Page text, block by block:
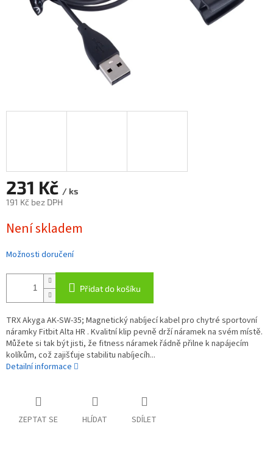
231 Kč / ks
191 Kč bez DPH
cena:
Není skladem
Možnosti doručení
Přidat do košíku
TRX Akyga AK-SW-35; Magnetický nabíjecí kabel pro chytré sportovní
náramky Fitbit Alta HR . Kvalitní klip pevně drží náramek na svém místě.
Můžete si tak být jisti, že fitness náramek řádně přilne k napájecím
kolíkům, což zajišťuje stabilitu nabíjecíh...
Detailní informace
ZEPTAT SE HLÍDAT SDÍLET